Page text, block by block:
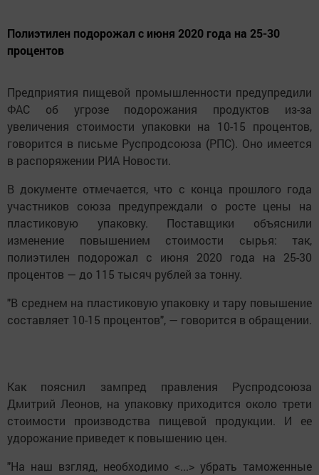
Полиэтилен подорожал с июня 2020 года на 25-30
процентов
Предприятия пищевой промышленности предупредили
ФАС об угрозе подорожания продуктов из-за
увеличения стоимости упаковки на 10-15 процентов,
говорится в письме Руспродсоюза (РПС). Оно имеется
в распоряжении РИА Новости.
В документе отмечается, что с конца прошлого года
участников союза предупреждали о росте цены на
пластиковую упаковку. Поставщики объяснили
изменение повышением стоимости сырья: так,
полиэтилен подорожал с июня 2020 года на 25-30
процентов — до 115 тысяч рублей за тонну.
"В среднем на пластиковую упаковку и тару повышение
составляет 10-15 процентов", — говорится в обращении.
Как пояснил зампред правления Руспродсоюза
Дмитрий Леонов, на упаковку приходится около трети
стоимости производства пищевой продукции. И ее
удорожание приведет к повышению цен.
"На наш взгляд, необходимо <...> убрать таможенные